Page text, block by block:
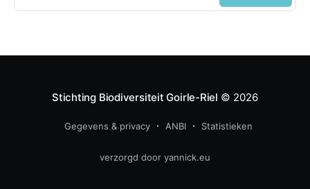
Stichting Biodiversiteit Goirle-Riel © 2026
Gegevens & privacy ANBI Statistieken
verzorgd door yannick.eu